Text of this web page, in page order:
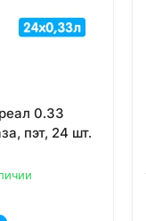
0.33
пэт, 24 шт.